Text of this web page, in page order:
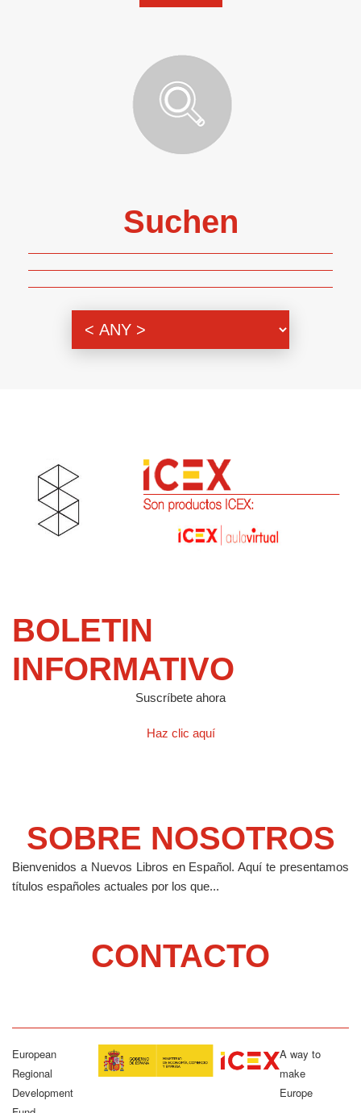
Suchen
BOLETIN
INFORMATIVO
Suscríbete ahora
Haz clic aquí
SOBRE NOSOTROS
Bienvenidos a Nuevos Libros en Español.Aquí te presentamos
títulos españoles actuales por los que...
CONTACTO
European
Regional
Development
A way to
make
Europe